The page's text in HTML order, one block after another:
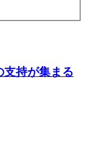
支持が集まる